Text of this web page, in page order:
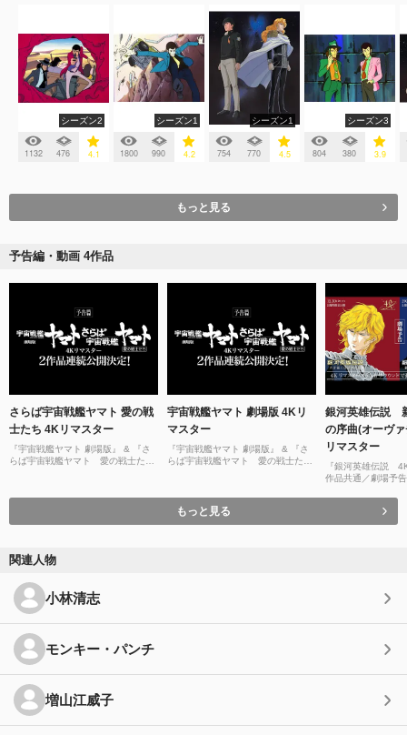
シーズン2
1132 476 4.1
シーズン1
1800 990 4.2
シーズン1
754 770 4.5
シーズン3
804 380 3.9
もっと見る
予告編・動画 4作品
さらば宇宙戦艦ヤマト 愛の戦
士たち 4Kリマスター
『宇宙戦艦ヤマト 劇場版』 & 『さ
らば宇宙戦艦ヤマト 愛の戦士た
宇宙戦艦ヤマト 劇場版 4Kリ
マスター
『宇宙戦艦ヤマト 劇場版』 & 『さ
らば宇宙戦艦ヤマト 愛の戦士た
銀河英雄伝説
の序曲(オーヴ
リマスター
『銀河英雄伝説
作品共通／劇場予告
もっと見る
関連人物
小林清志
モンキー・パンチ
増山江威子